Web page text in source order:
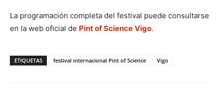
La programación completa del festival puede consultarse
en la web oficial de Pint of Science Vigo.
ETIQUETAS festival internacional Pint of Science Vigo